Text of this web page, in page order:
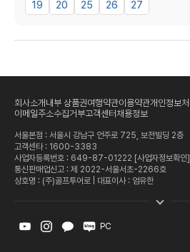
19
20 25 26 27
회사소개 내부 상품권여행약관이용약관개인정보
이메일주소수집거부고객센터채용정보
서울본점 : 서울시 강남구 언주로 725, 보전빌딩 2층
고객센타 : 1600-3383
사업자등록번호 : 649-87-01222 [사업자정보확인]
통신판매업신고 : 제 2022-서울서초-2266호
상호명 : (주)골프투어로 | 대표이사 : 엄유한
PC